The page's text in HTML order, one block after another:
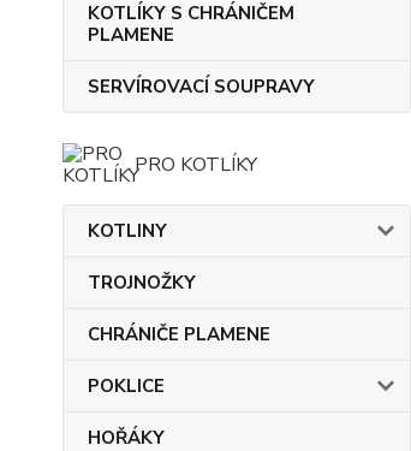
KOTLÍKY S CHRÁNIČEM
PLAMENE
SERVÍROVACÍ SOUPRAVY
PRO KOTLÍKY
KOTLINY
TROJNOŽKY
CHRÁNIČE PLAMENE
POKLICE
HOŘÁKY